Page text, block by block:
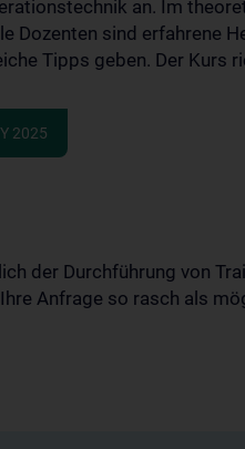
an. Im
Dozenten sind erfahrene
Tipps geben. Der Kurs
2025
der Durchführung von
Anfrage so rasch als